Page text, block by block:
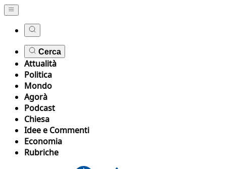
Cerca
Attualità
Politica
Mondo
Agorà
Podcast
Chiesa
Idee e Commenti
Economia
Rubriche